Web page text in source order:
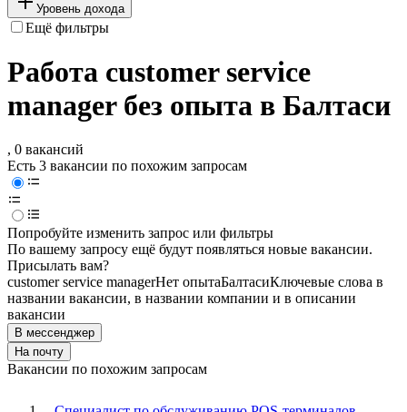
Уровень дохода
Ещё фильтры
Работа customer service
manager без опыта в Балтаси
, 0 вакансий
Есть 3 вакансии по похожим запросам
Попробуйте изменить запрос или фильтры
По вашему запросу ещё будут появляться новые вакансии.
Присылать вам?
customer service managerНет опытаБалтасиКлючевые слова в
названии вакансии, в названии компании и в описании
вакансии
В мессенджер
На почту
Вакансии по похожим запросам